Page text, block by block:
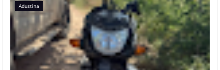
Adustina